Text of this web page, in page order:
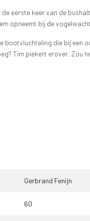
eerste keer van de
opneemt bij de
die bij een
Tim piekert erover. Zou
Gerbrand Fenijn
60